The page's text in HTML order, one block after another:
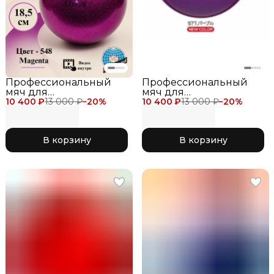
10 400 ₽13 000 ₽−20%
Профессиональный
мяч для
художественной
соревнований,
диаметр 18.5 см, цвет
фуксия с блеском 548
В корзину
10 400 ₽13 000 ₽−20%
Профессиональный
мяч для
художественной
соревнований,
диаметр 18.5 см, цвет
фиолетовый с блеском
В корзину